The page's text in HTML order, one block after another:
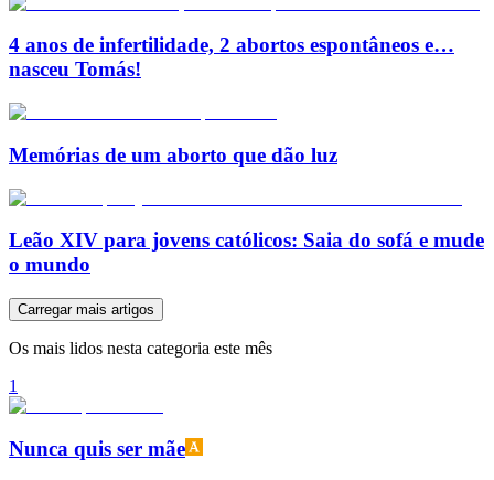
4 anos de infertilidade, 2 abortos espontâneos e…
nasceu Tomás!
Memórias de um aborto que dão luz
Leão XIV para jovens católicos: Saia do sofá e mude
o mundo
Carregar mais artigos
Os mais lidos nesta categoria este mês
1
Nunca quis ser mãe